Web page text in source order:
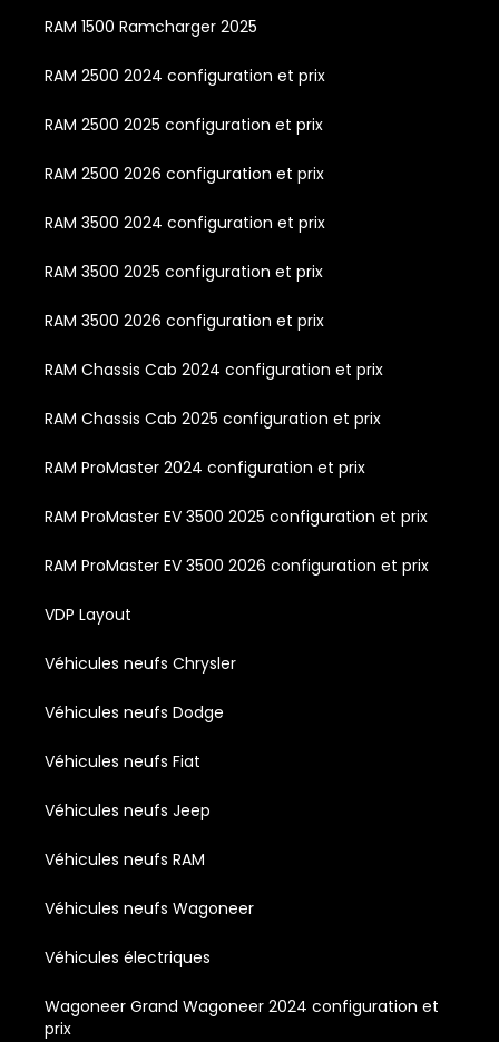
RAM 1500 Ramcharger 2025
RAM 2500 2024 configuration et prix
RAM 2500 2025 configuration et prix
RAM 2500 2026 configuration et prix
RAM 3500 2024 configuration et prix
RAM 3500 2025 configuration et prix
RAM 3500 2026 configuration et prix
RAM Chassis Cab 2024 configuration et prix
RAM Chassis Cab 2025 configuration et prix
RAM ProMaster 2024 configuration et prix
RAM ProMaster EV 3500 2025 configuration et prix
RAM ProMaster EV 3500 2026 configuration et prix
VDP Layout
Véhicules neufs Chrysler
Véhicules neufs Dodge
Véhicules neufs Fiat
Véhicules neufs Jeep
Véhicules neufs RAM
Véhicules neufs Wagoneer
Véhicules électriques
Wagoneer Grand Wagoneer 2024 configuration et
prix